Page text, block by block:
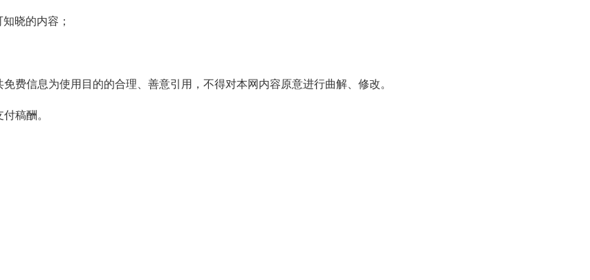
晓的内容；
信息为使用目的的合理、善意引用，不得对本网内容原意进行曲解、修改。
稿酬。